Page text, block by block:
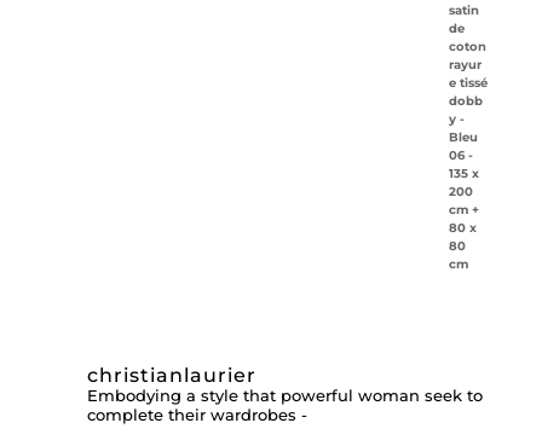
christianlaurier
Embodying a style that powerful woman seek to
complete their wardrobes -